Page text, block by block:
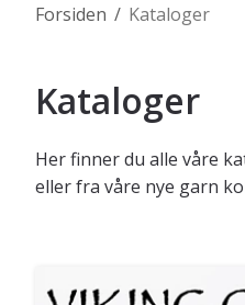
/
Forsiden Kataloger
Kataloger
Her finner du alle våre
eller fra våre nye garn